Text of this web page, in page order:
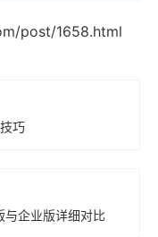
post/1658.html
巧
与企业版详细对比